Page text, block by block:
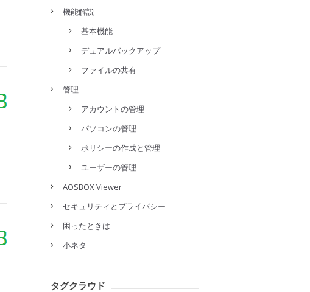
機能解説
基本機能
デュアルバックアップ
ファイルの共有
管理
アカウントの管理
パソコンの管理
ポリシーの作成と管理
ユーザーの管理
AOSBOX Viewer
セキュリティとプライバシー
困ったときは
小ネタ
タグクラウド